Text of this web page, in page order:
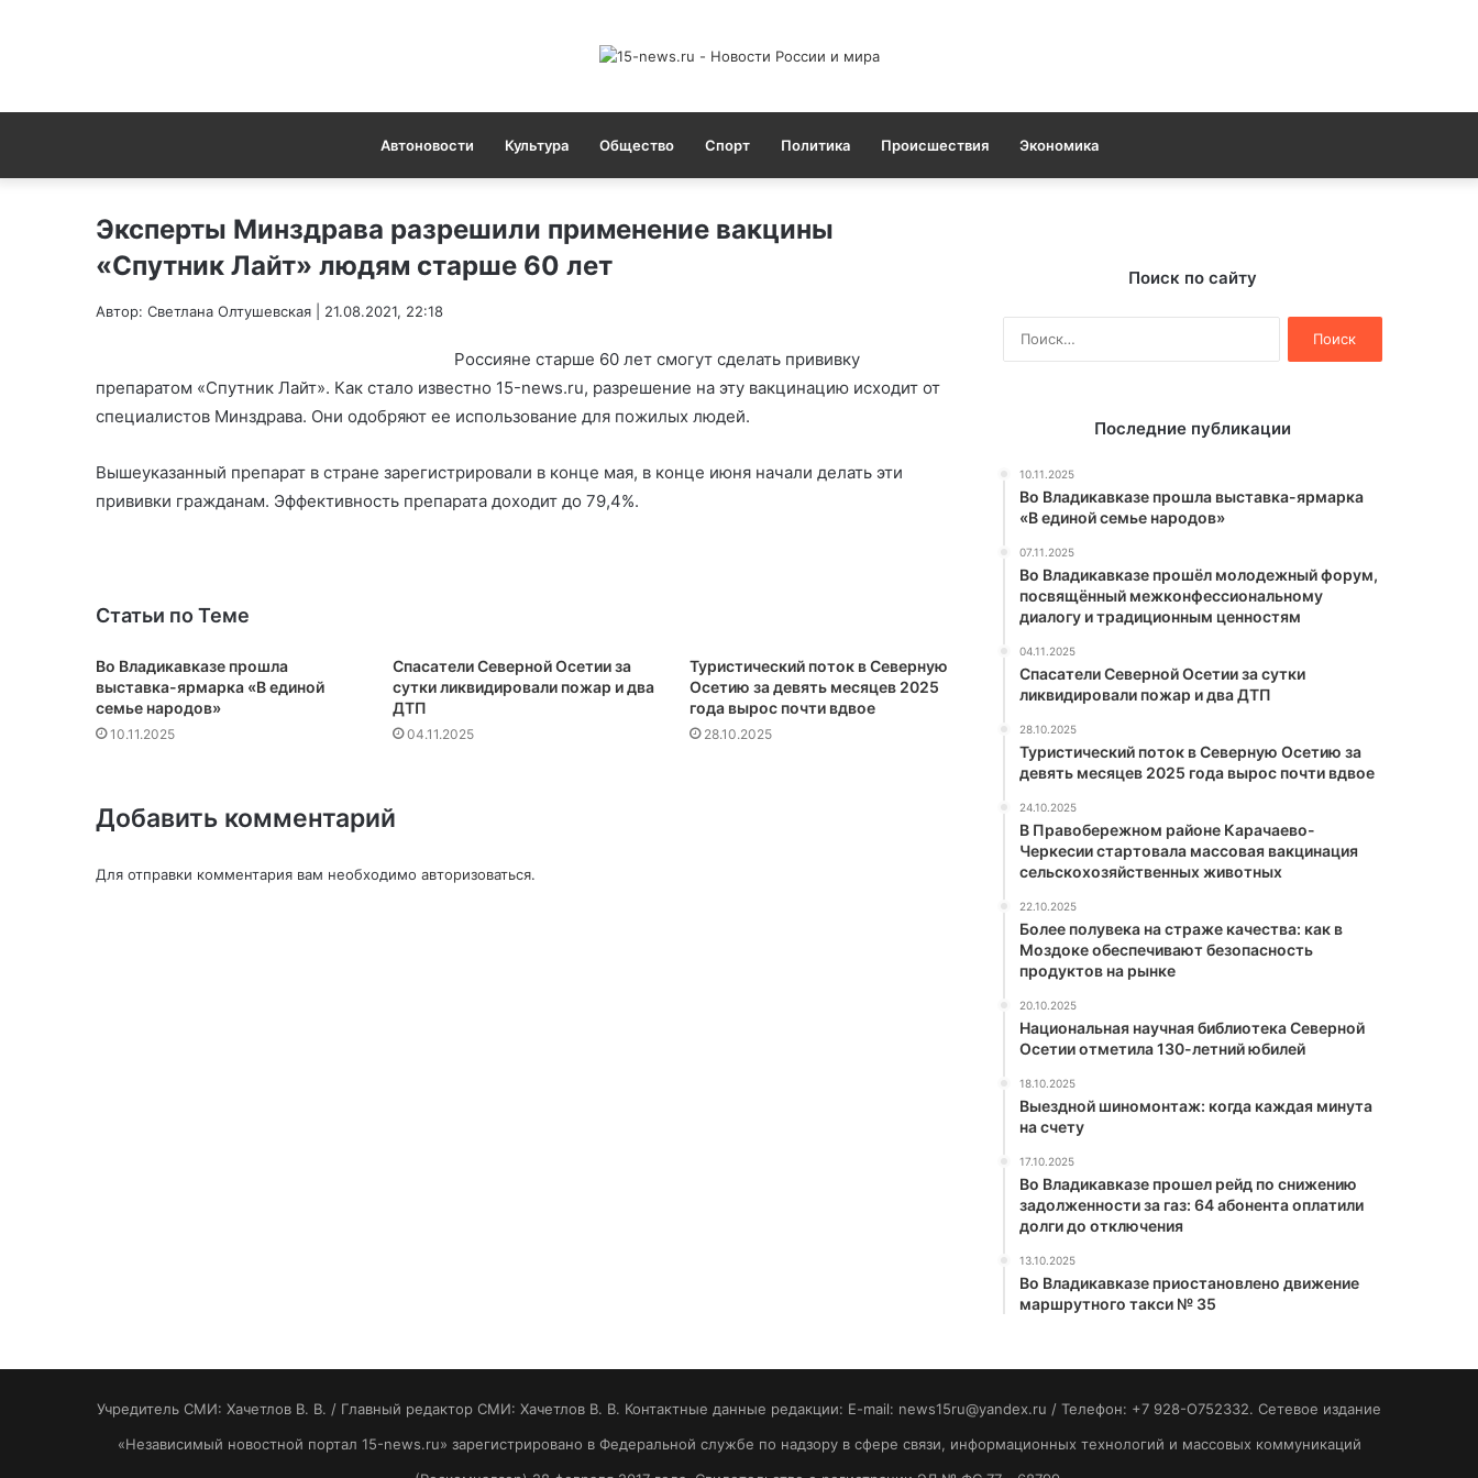
Автоновости Культура Общество Спорт Политика Происшествия Экономика
Эксперты Минздрава разрешили применение вакцины
«Спутник Лайт» людям старше 60 лет
Автор: Светлана Олтушевская | 21.08.2021, 22:18
Россияне старше 60 лет смогут сделать прививку
препаратом «Спутник Лайт». Как стало известно 15-news.ru, разрешение на эту вакцинацию исходит от
специалистов Минздрава. Они одобряют ее использование для пожилых людей.
Вышеуказанный препарат в стране зарегистрировали в конце мая, в конце июня начали делать эти
прививки гражданам. Эффективность препарата доходит до 79,4%.
Статьи по Теме
Во Владикавказе прошла
выставка-ярмарка «В единой
семье народов»
10.11.2025
Спасатели Северной Осетии за
сутки ликвидировали пожар и два
ДТП
04.11.2025
Туристический поток в Северную
Осетию за девять месяцев 2025
года вырос почти вдвое
28.10.2025
Добавить комментарий
Для отправки комментария вам необходимо авторизоваться.
Поиск по сайту
Последние публикации
10.11.2025
Во Владикавказе прошла выставка-ярмарка
«В единой семье народов»
07.11.2025
Во Владикавказе прошёл молодежный форум,
посвящённый межконфессиональному
диалогу и традиционным ценностям
04.11.2025
Спасатели Северной Осетии за сутки
ликвидировали пожар и два ДТП
28.10.2025
Туристический поток в Северную Осетию за
девять месяцев 2025 года вырос почти вдвое
24.10.2025
В Правобережном районе Карачаево-
Черкесии стартовала массовая вакцинация
сельскохозяйственных животных
22.10.2025
Более полувека на страже качества: как в
Моздоке обеспечивают безопасность
продуктов на рынке
20.10.2025
Национальная научная библиотека Северной
Осетии отметила 130-летний юбилей
18.10.2025
Выездной шиномонтаж: когда каждая минута
на счету
17.10.2025
Во Владикавказе прошел рейд по снижению
задолженности за газ: 64 абонента оплатили
долги до отключения
13.10.2025
Во Владикавказе приостановлено движение
маршрутного такси № 35
Учредитель СМИ: Хaчeтлoв B. B. / Главный редактор СМИ: Хaчeтлoв B. B. Контактные данные редакции: E-mail: news15ru@yandex.ru / Телефон: +7 928-O752332. Сетевое издание
«Независимый новостной портал 15-news.ru» зарегистрировано в Федеральной службе по надзору в сфере связи, информационных технологий и массовых коммуникаций